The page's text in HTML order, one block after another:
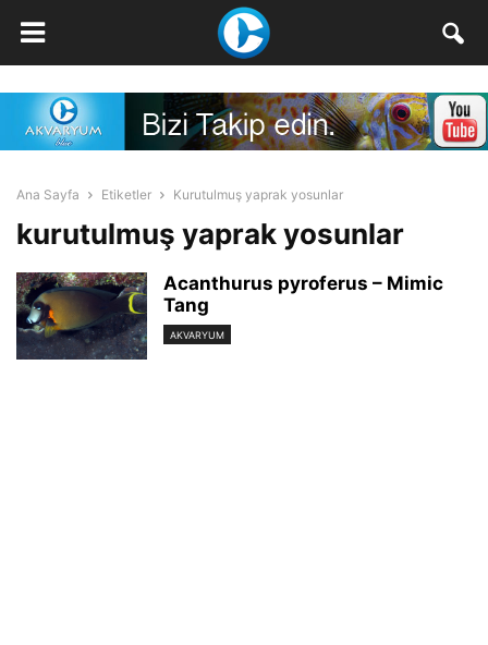
Ana Sayfa Etiketler Kurutulmuş yaprak yosunlar
kurutulmuş yaprak yosunlar
Acanthurus pyroferus – Mimic
Tang
AKVARYUM